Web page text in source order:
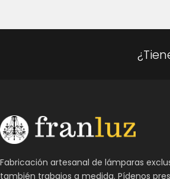
Fabricación artesanal de lámparas
también trabajos a medida. Pídenos